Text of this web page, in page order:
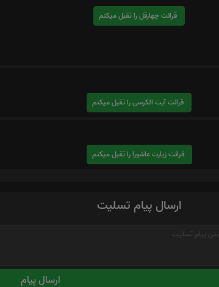
قرائت چهارقل را تقبل میکنم
قرائت آیت الکرسی را تقبل میکنم
قرائت زیارت عاشورا را تقبل میکنم
ارسال پیام تسلیت
ارسال پیام